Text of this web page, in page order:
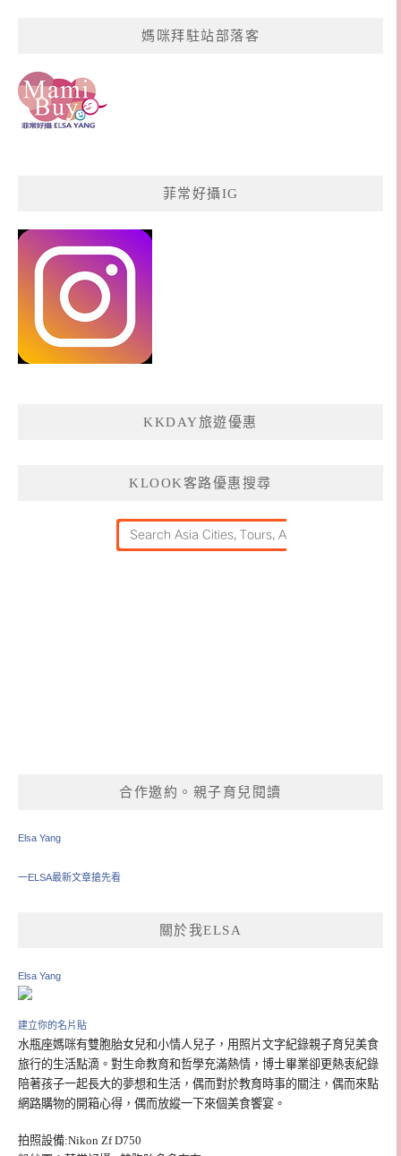
媽咪拜駐站部落客
菲常好攝IG
KKDAY旅遊優惠
KLOOK客路優惠搜尋
合作邀約。親子育兒閱讀
Elsa Yang
一ELSA最新文章搶先看
關於我ELSA
Elsa Yang
建立你的名片貼
水瓶座媽咪有雙胞胎女兒和小情人兒子，用照片文字紀錄親子育兒美食
旅行的生活點滴。對生命教育和哲學充滿熱情，博士畢業卻更熱衷紀錄
陪著孩子一起長大的夢想和生活，偶而對於教育時事的關注，偶而來點
網路購物的開箱心得，偶而放縱一下來個美食饗宴。
拍照設備:Nikon Zf D750